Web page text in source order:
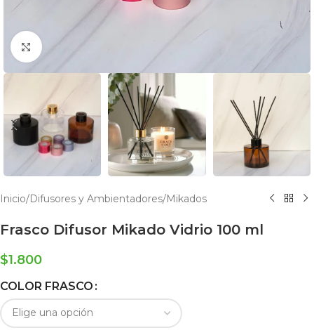
Click to enlarge
Inicio/Difusores y Ambientadores/Mikados
Frasco Difusor Mikado Vidrio 100 ml
$1.800
COLOR FRASCO